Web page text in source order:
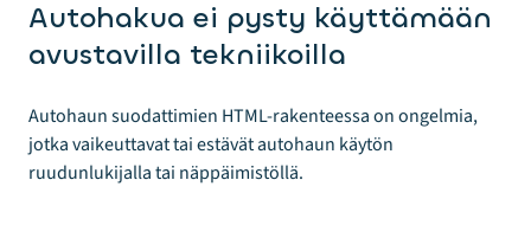
Autohakua ei pysty käyttämään
avustavilla tekniikoilla
Autohaun suodattimien HTML-rakenteessa on ongelmia,
jotka vaikeuttavat tai estävät autohaun käytön
ruudunlukijalla tai näppäimistöllä.